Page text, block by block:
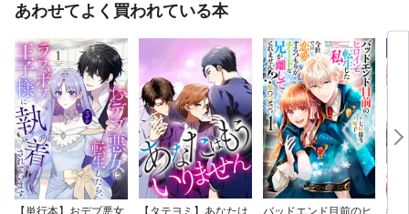
あわせてよく買われている本
【単行本】おデブ悪女
【タテヨミ】あなたは
バッドエンド目前のヒ
結